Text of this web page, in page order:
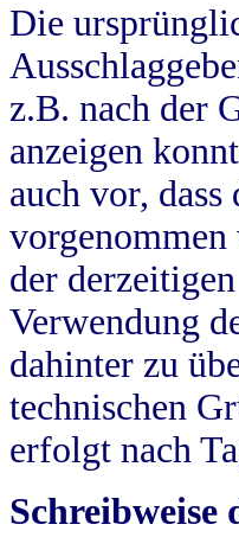
Die
z.B. nach der
anzeigen
auch vor,
der
Verwendung
dahinter zu
technischen
erfolgt nach
Schreibweise